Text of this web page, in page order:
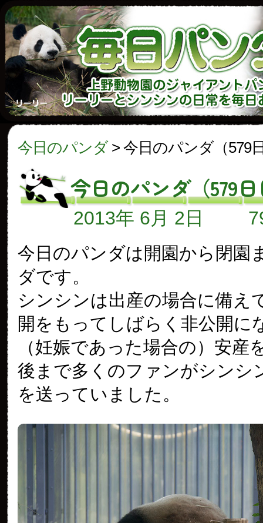
今日のパンダ> 今日のパンダ（579
今日のパンダ（579
2013年 6月 2日
今日のパンダは開園から閉園
ダです。
シンシンは出産の場合に備え
開をもってしばらく非公開に
（妊娠であった場合の）安産
後まで多くのファンがシンシ
を送っていました。